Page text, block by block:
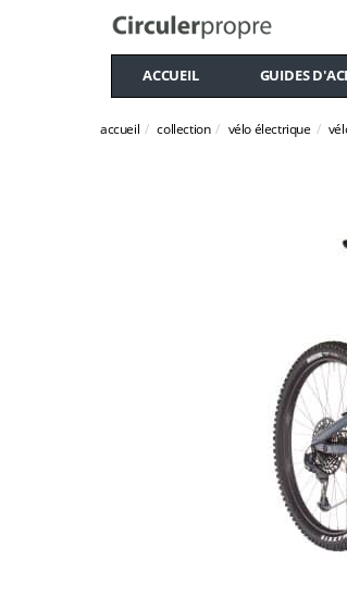
ACCUEIL GUIDES
accueil collection vélo électrique